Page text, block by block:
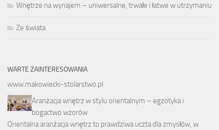
Wnętrze na wynajem – uniwersalne, trwałe i łatwe w utrzymaniu
Ze świata
WARTE ZAINTERESOWANIA
www.makowiecki-stolarstwo.pl
Aranżacja wnętrz w stylu orientalnym – egzotyka i
bogactwo wzorów
Orientalna aranżacja wnętrz to prawdziwa uczta dla zmysłów, w